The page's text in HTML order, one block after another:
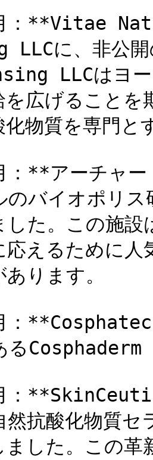
：**Vitae
LLCに、非公開
LLCはヨ
を広げること
化物質を専門と
**アーチャー
のバイオポリ
た。この施設
応えるために人
ります。
**Cosphatec
る
：
然抗酸化物質
ました。この革